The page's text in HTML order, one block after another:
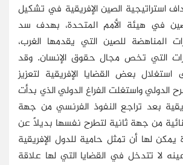
استراتيجية الصين الإفريقية في تشكيل
في هيئة الأمم المتحدة، بهدف سد
المناهضة للصين التي يقدمها الغرب،
التي تخص مجال حقوق الإنسان. وقد
بعض القضايا الإفريقية لتعزيز
الدولي واستغلت الفراغ الدولي الذي بدأت
بعد تراجع النفوذ الفرنسي من جهة
من جهة ثانية لتطرح نفسها بديلًا عن
لها أن تمثل حامية للدول الإفريقية
لا تتدخل في القضايا التي لها علاقة